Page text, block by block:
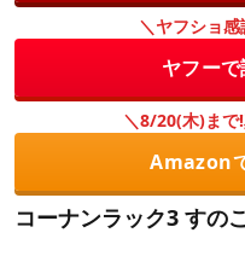
＼ヤフショ
ヤフー
＼8/20(木)まで
Amazon
コーナンラック3 すの